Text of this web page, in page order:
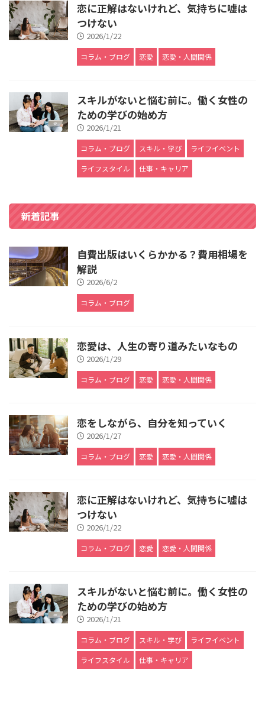
恋に正解はないけれど、気持ちに嘘は
つけない
2026/1/22
コラム・ブログ 恋愛 恋愛・人間関係
スキルがないと悩む前に。働く女性の
ための学びの始め方
2026/1/21
コラム・ブログ スキル・学び
ライフイベント
ライフスタイル
仕事・キャリア
新着記事
自費出版はいくらかかる？費用相場を
解説
2026/6/2
コラム・ブログ
恋愛は、人生の寄り道みたいなもの
2026/1/29
コラム・ブログ 恋愛 恋愛・人間関係
恋をしながら、自分を知っていく
2026/1/27
コラム・ブログ 恋愛 恋愛・人間関係
恋に正解はないけれど、気持ちに嘘は
つけない
2026/1/22
コラム・ブログ 恋愛 恋愛・人間関係
スキルがないと悩む前に。働く女性の
ための学びの始め方
2026/1/21
コラム・ブログ スキル・学び
ライフイベント
ライフスタイル
仕事・キャリア